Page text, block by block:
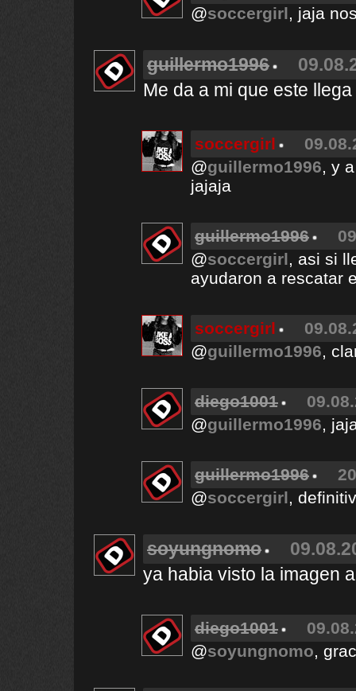
@soccergirl, jaja
guillermo1996
Me da a mi que este
soccergirl
@guillermo1996, y
jajaja
guillermo1996
@soccergirl, asi si
ayudaron a rescatar
soccergirl
@guillermo1996,
diego1001
@guillermo1996,
guillermo1996
@soccergirl,
soyungnomo
ya habia visto la imagen
diego1001
@soyungnomo,